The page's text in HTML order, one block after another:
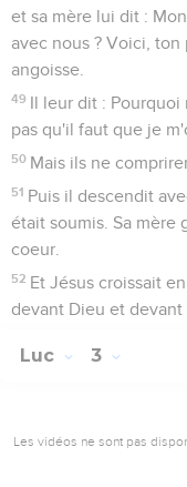
et sa mère lui dit :
avec nous ? Voici,
angoisse.
49 Il leur dit : Pourquoi
pas qu'il faut que je
50 Mais ils ne
51 Puis il descendit
était soumis. Sa mère
coeur.
52 Et Jésus croissait
devant Dieu et devant
Luc 3
Les vidéos ne sont pas